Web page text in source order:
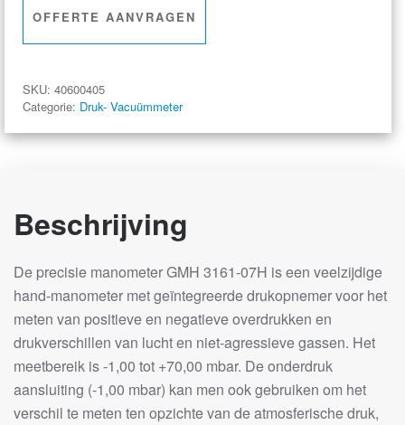
aantal
OFFERTE AANVRAGEN
SKU: 40600405
Categorie: Druk- Vacuümmeter
Beschrijving
De precisie manometer GMH 3161-07H is een veelzijdige
hand-manometer met geïntegreerde drukopnemer voor het
meten van positieve en negatieve overdrukken en
drukverschillen van lucht en niet-agressieve gassen. Het
meetbereik is -1,00 tot +70,00 mbar. De onderdruk
aansluiting (-1,00 mbar) kan men ook gebruiken om het
verschil te meten ten opzichte van de atmosferische druk,